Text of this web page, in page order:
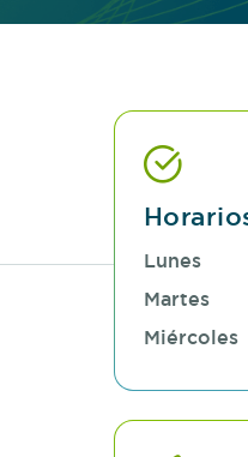
Lunes
Martes
Miércoles